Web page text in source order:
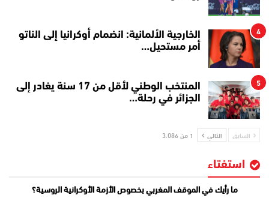
4
الخارجية الألمانية: انضمام أوكرانيا إلى الناتو
أمر مستحيل…
5
المنتخب الوطني لأقل من 17 سنة يغادر إلى
الجزائر في رحلة…
السابق التالي 1 من 3٬086
استفتاء
ما رأيك في الموقف المغربي بخصوص الأزمة الأوكرانية الروسية؟